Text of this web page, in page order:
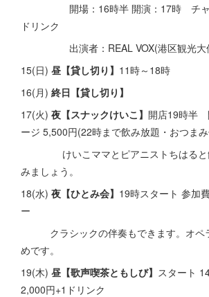
開場：16時半 開演：17時 チ
ドリンク
出演者：REAL VOX(港区観光大
15(日) 昼【貸し切り】 11時～18時
16(月) 終日【貸し切り】
17(火) 夜【スナックけいこ】 開店19時半
ージ 5,500円(22時まで飲み放題・おつま
けいこママとピアニストちはると
みましょう。
18(水) 夜【ひとみ会】 19時スタート 参加
ー
クラシックの伴奏もできます。オペ
めです。
19(木) 昼【歌声喫茶ともしび】 スタート
2,000円+1ドリンク